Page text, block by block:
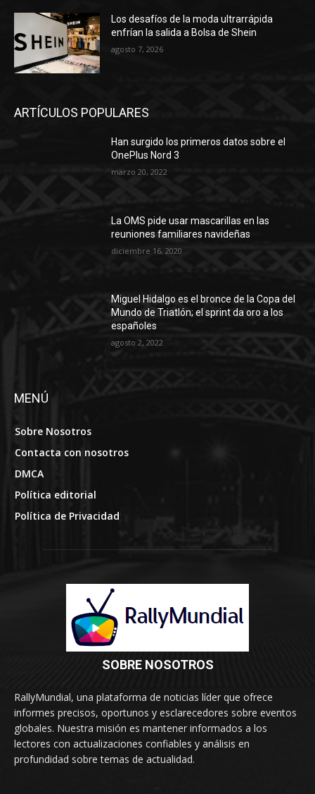
Los desafíos de la moda ultrarrápida
enfrían la salida a Bolsa de Shein
agosto 7, 2026
ARTÍCULOS POPULARES
Han surgido los primeros datos sobre el
OnePlus Nord 3
marzo 20, 2022
La OMS pide usar mascarillas en las
reuniones familiares navideñas
diciembre 16, 2020
Miguel Hidalgo es el bronce de la Copa del
Mundo de Triatlón; el sprint da oro a los
españoles
agosto 2, 2022
MENÚ
Sobre Nosotros
Contacta con nosotros
DMCA
Política editorial
Política de Privacidad
SOBRE NOSOTROS
RallyMundial, una plataforma de noticias líder que ofrece
informes precisos, oportunos y esclarecedores sobre eventos
globales. Nuestra misión es mantener informados a los
lectores con actualizaciones confiables y análisis en
profundidad sobre temas de actualidad.